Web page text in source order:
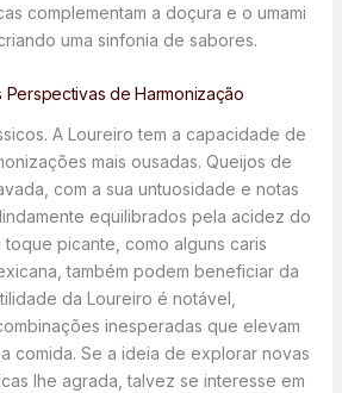
complementam a doçura e o umami
uma sinfonia de sabores.
Perspectivas de Harmonização
A Loureiro tem a capacidade de
mais ousadas. Queijos de
com a sua untuosidade e notas
equilibrados pela acidez do
toque picante, como alguns caris
também podem beneficiar da
da Loureiro é notável,
inesperadas que elevam
comida. Se a ideia de explorar novas
lhe agrada, talvez se interesse em